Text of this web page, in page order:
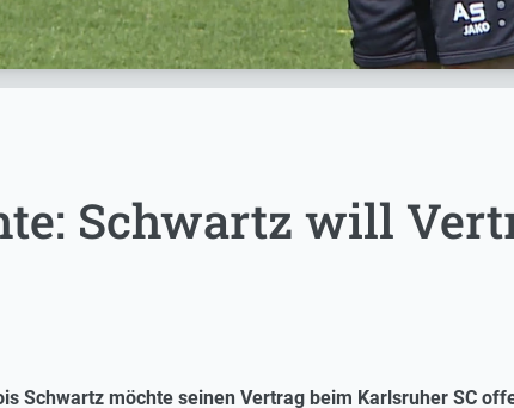
Schwartz will
Schwartz möchte seinen Vertrag beim Karlsruher SC